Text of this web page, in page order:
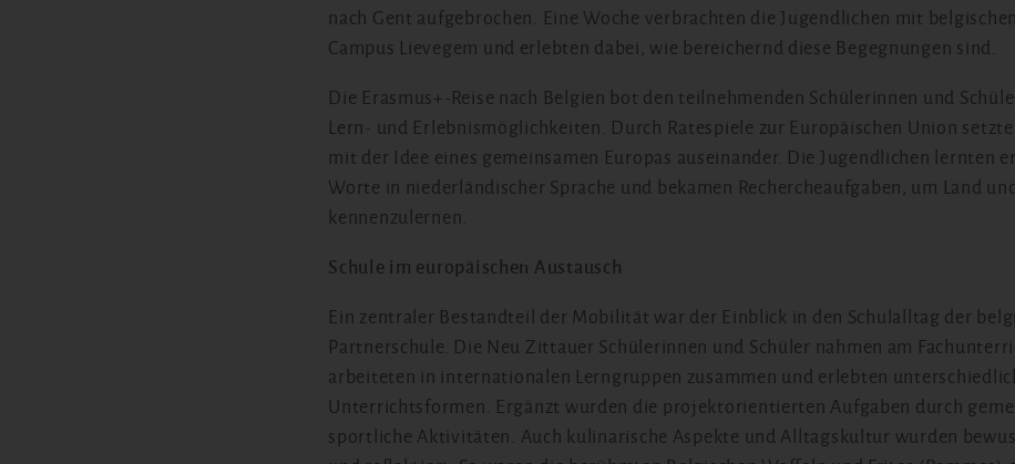
nach Gent aufgebrochen. Eine Woche verbrachten die Jugendlichen mit
Campus Lievegem und erlebten dabei, wie bereichernd diese Begegnungen sind.
Die Erasmus+-Reise nach Belgien bot den teilnehmenden Schülerinnen und
Lern- und Erlebnismöglichkeiten. Durch Ratespiele zur Europäischen Union
mit der Idee eines gemeinsamen Europas auseinander. Die Jugendlichen lernten
Worte in niederländischer Sprache und bekamen Rechercheaufgaben, um Land
kennenzulernen.
Schule im europäischen Austausch
Ein zentraler Bestandteil der Mobilität war der Einblick in den Schulalltag der
Partnerschule. Die Neu Zittauer Schülerinnen und Schüler nahmen am
arbeiteten in internationalen Lerngruppen zusammen und erlebten
Unterrichtsformen. Ergänzt wurden die projektorientierten Aufgaben durch
sportliche Aktivitäten. Auch kulinarische Aspekte und Alltagskultur wurden